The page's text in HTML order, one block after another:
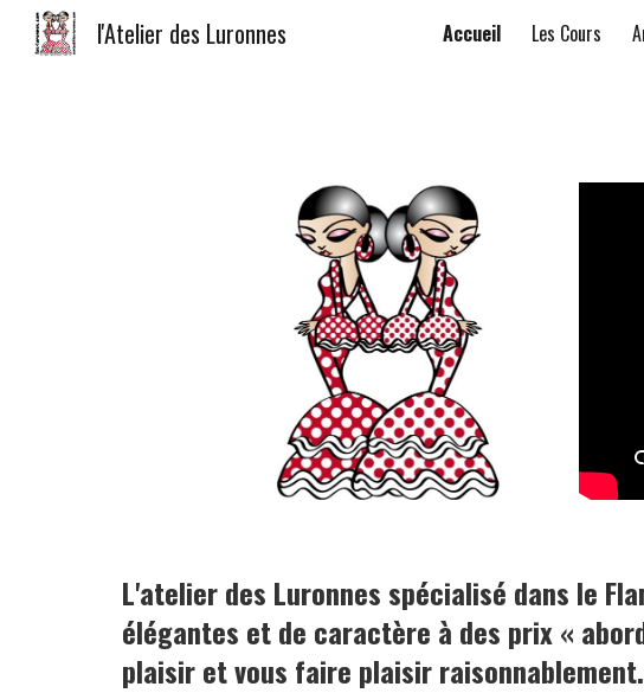
Skip to main
l'Atelier des Luronnes Accueil Les Cours
L'atelier des Luronnes spécialisé dans le
élégantes et de caractère à des prix «
plaisir et vous faire plaisir raisonnablement.